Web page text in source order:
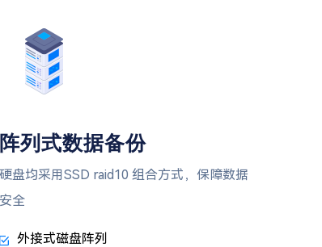
阵列式数据备份
硬盘均采用SSD raid10 组合方式，保障数据
安全
外接式磁盘阵列